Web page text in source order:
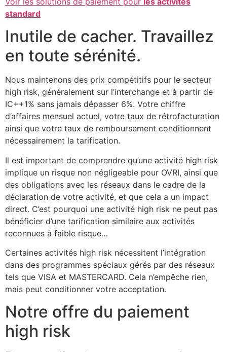
standard
Inutile de cacher. Travaillez
en toute sérénité.
Nous maintenons des prix compétitifs pour le secteur
high risk, généralement sur l’interchange et à partir de
IC++1% sans jamais dépasser 6%. Votre chiffre
d’affaires mensuel actuel, votre taux de rétrofacturation
ainsi que votre taux de remboursement conditionnent
nécessairement la tarification.
Il est important de comprendre qu’une activité high risk
implique un risque non négligeable pour OVRI, ainsi que
des obligations avec les réseaux dans le cadre de la
déclaration de votre activité, et que cela a un impact
direct. C’est pourquoi une activité high risk ne peut pas
bénéficier d’une tarification similaire aux activités
reconnues à faible risque…
Certaines activités high risk nécessitent l’intégration
dans des programmes spéciaux gérés par des réseaux
tels que VISA et MASTERCARD. Cela n’empêche rien,
mais peut conditionner votre acceptation.
Notre offre du paiement
high risk